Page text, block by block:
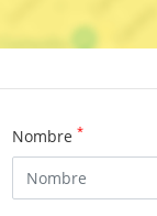
Nombre *